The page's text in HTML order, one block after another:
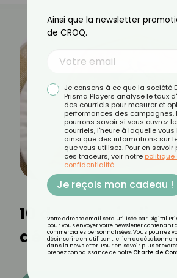
10 desserts
découvrir
Ainsi que la newsletter
de CROQ.
Je consens à ce que la société
Prisma Players analyse le taux
des courriels pour mesurer et
performances des campagnes.
pourrons savoir si vous ouvrez
courriels, l'heure à laquelle
ainsi que des informations sur
que vous utilisez. Pour en savoir
ces traceurs, voir notre politique
confidentialité.
Je reçois mon cadeau !
Votre adresse email sera utilisée par Digital
pour vous envoyer votre newsletter contenant
commerciales personnalisées. Vous pourrez
désinscrire en utilisant le lien de
dans la newsletter. Pour en savoir plus et
prenez connaissance de notre Charte de